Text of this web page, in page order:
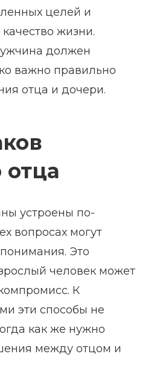
целей и
жизни.
должен
важно правильно
отца и дочери.
устроены по-
вопросах могут
Это
человек может
К
эти способы не
как же нужно
между отцом и